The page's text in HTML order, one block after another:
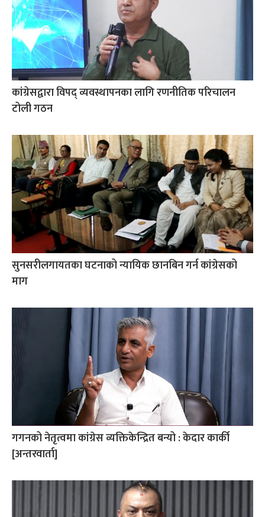
कांग्रेसद्वारा विपद् व्यवस्थापनका लागि रणनीतिक परिचालन
टोली गठन
सुनसरीलगायतका घटनाको न्यायिक छानबिन गर्न कांग्रेसको
माग
गगनको नेतृत्वमा कांग्रेस व्यक्तिकेन्द्रित बन्यो : केदार कार्की
[अन्तरवार्ता]